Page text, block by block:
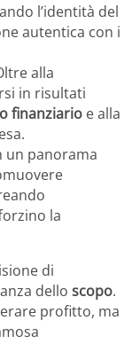
l’identità del
autentica con i
alla
in risultati
finanziario e alla
un panorama
la
di
dello scopo.
profitto, ma